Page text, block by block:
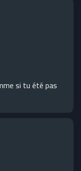
si tu été pas